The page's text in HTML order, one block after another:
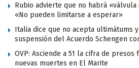
Rubio advierte que no habrá «válvula
«No pueden limitarse a esperar»
Italia dice que no acepta ultimátums
suspensión del Acuerdo Schengen
OVP: Asciende a 51 la cifra de
nuevas muertes en El Marite